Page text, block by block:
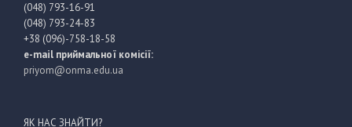
(048) 793-16-91
(048) 793-24-83
+38 (096)-758-18-58
e-mail приймальної комісії:
priyom@onma.edu.ua
ЯК НАС ЗНАЙТИ?